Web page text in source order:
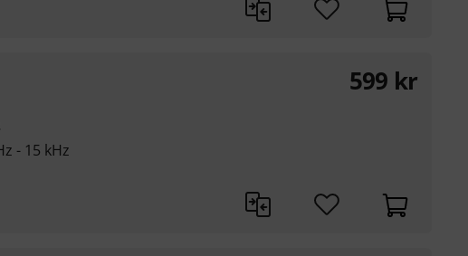
- 15 kHz
599 kr